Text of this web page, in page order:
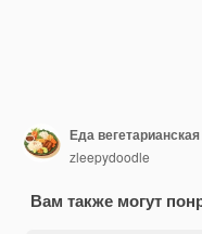
zleepydoodle
Вам также могут